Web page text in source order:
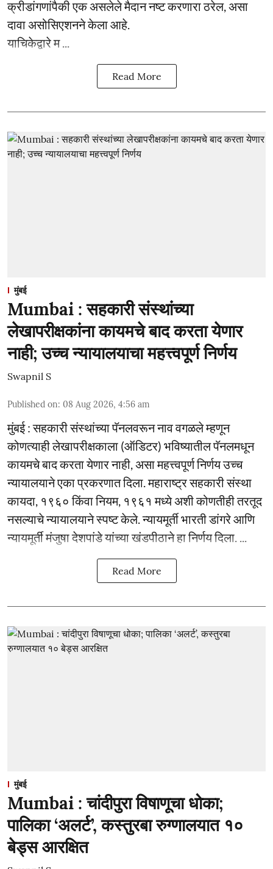
क्रीडांगणांपैकी एक असलेले मैदान नष्ट करणारा ठरेल, असा
दावा असोसिएशनने केला आहे.
याचिकेद्वारे म ...
Read More
मुंबई
Mumbai : सहकारी संस्थांच्या
लेखापरीक्षकांना कायमचे बाद करता येणार
नाही; उच्च न्यायालयाचा महत्त्वपूर्ण निर्णय
Swapnil S
Published on: 08 Aug 2026, 4:56 am
मुंबई : सहकारी संस्थांच्या पॅनलवरून नाव वगळले म्हणून
कोणत्याही लेखापरीक्षकाला (ऑडिटर) भविष्यातील पॅनलमधून
कायमचे बाद करता येणार नाही, असा महत्त्वपूर्ण निर्णय उच्च
न्यायालयाने एका प्रकरणात दिला. महाराष्ट्र सहकारी संस्था
कायदा, १९६० किंवा नियम, १९६१ मध्ये अशी कोणतीही तरतूद
नसल्याचे न्यायालयाने स्पष्ट केले. न्यायमूर्ती भारती डांगरे आणि
न्यायमूर्ती मंजुषा देशपांडे यांच्या खंडपीठाने हा निर्णय दिला. ...
Read More
मुंबई
Mumbai : चांदीपुरा विषाणूचा धोका;
पालिका ‘अलर्ट’, कस्तुरबा रुग्णालयात १०
बेड्स आरक्षित